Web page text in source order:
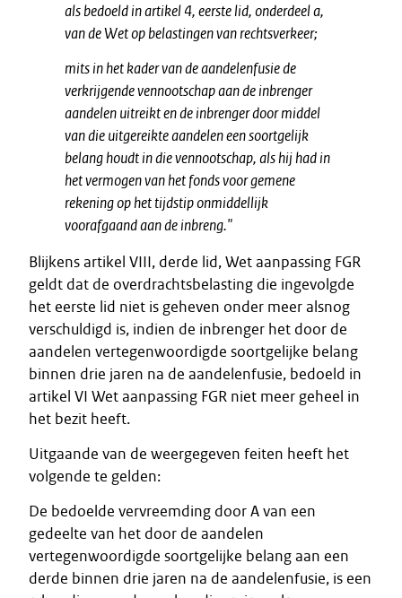
als bedoeld in artikel 4, eerste lid, onderdeel a,
van de Wet op belastingen van rechtsverkeer;
mits in het kader van de aandelenfusie de
verkrijgende vennootschap aan de inbrenger
aandelen uitreikt en de inbrenger door middel
van die uitgereikte aandelen een soortgelijk
belang houdt in die vennootschap, als hij had in
het vermogen van het fonds voor gemene
rekening op het tijdstip onmiddellijk
voorafgaand aan de inbreng."
Blijkens artikel VIII, derde lid, Wet aanpassing FGR
geldt dat de overdrachtsbelasting die ingevolgde
het eerste lid niet is geheven onder meer alsnog
verschuldigd is, indien de inbrenger het door de
aandelen vertegenwoordigde soortgelijke belang
binnen drie jaren na de aandelenfusie, bedoeld in
artikel VI Wet aanpassing FGR niet meer geheel in
het bezit heeft.
Uitgaande van de weergegeven feiten heeft het
volgende te gelden:
De bedoelde vervreemding door A van een
gedeelte van het door de aandelen
vertegenwoordigde soortgelijke belang aan een
derde binnen drie jaren na de aandelenfusie, is een